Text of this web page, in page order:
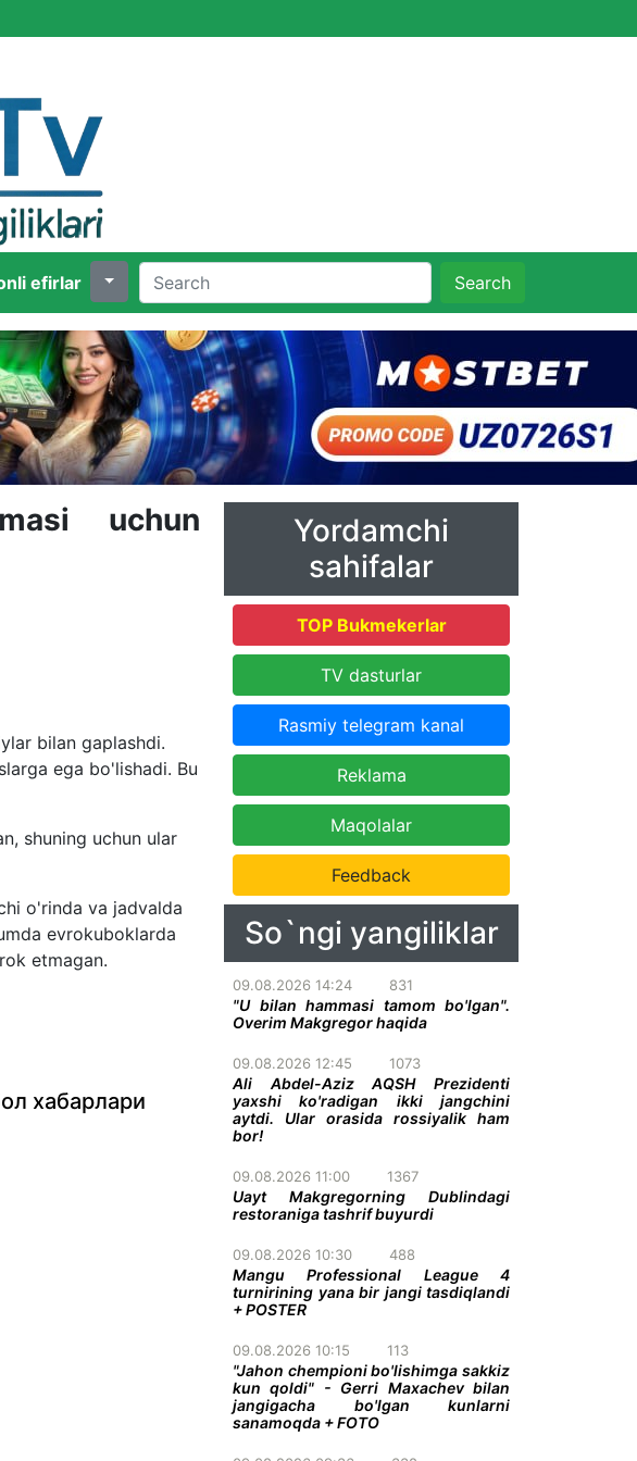
efirlar Search
uchun
bilan gaplashdi.
ega bo'lishadi. Bu
shuning uchun ular
o'rinda va jadvalda
evrokuboklarda
etmagan.
хабарлари
Yordamchi
sahifalar
TOP Bukmekerlar
TV dasturlar
Rasmiy telegram kanal
Reklama
Maqolalar
Feedback
So`ngi yangiliklar
09.08.2026 14:24 831
"U bilan hammasi tamom bo'lgan".
Overim Makgregor haqida
09.08.2026 12:45 1073
Ali Abdel-Aziz AQSH Prezidenti
yaxshi ko'radigan ikki jangchini
aytdi. Ular orasida rossiyalik ham
bor!
09.08.2026 11:00 1367
Uayt Makgregorning Dublindagi
restoraniga tashrif buyurdi
09.08.2026 10:30 488
Mangu Professional League 4
turnirining yana bir jangi tasdiqlandi
+ POSTER
09.08.2026 10:15 113
"Jahon chempioni bo'lishimga sakkiz
kun qoldi" - Gerri Maxachev bilan
jangigacha bo'lgan kunlarni
sanamoqda + FOTO